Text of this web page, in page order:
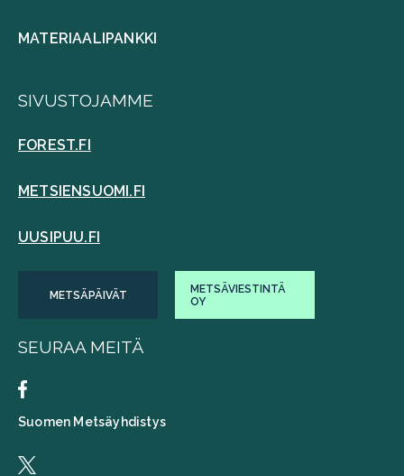
MATERIAALIPANKKI
SIVUSTOJAMME
FOREST.FI
METSIENSUOMI.FI
UUSIPUU.FI
METSÄPÄIVÄT
METSÄVIESTINTÄ
OY
SEURAA MEITÄ
Suomen Metsäyhdistys